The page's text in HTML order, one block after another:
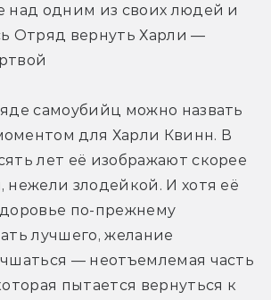
над одним из своих людей и
Отряд вернуть Харли —
самоубийц можно назвать
для Харли Квинн. В
лет её изображают скорее
нежели злодейкой. И хотя её
по-прежнему
лучшего, желание
— неотъемлемая часть
пытается вернуться к